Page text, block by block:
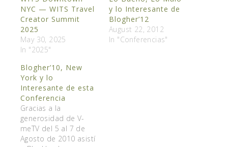
NYC — WITS Travel
Creator Summit
2025
May 30, 2025
In "2025"
y lo Interesante de
Blogher’12
August 22, 2012
In "Conferencias"
Blogher’10, New
York y lo
Interesante de esta
Conferencia
Gracias a la
generosidad de V-
meTV del 5 al 7 de
Agosto de 2010 asistí